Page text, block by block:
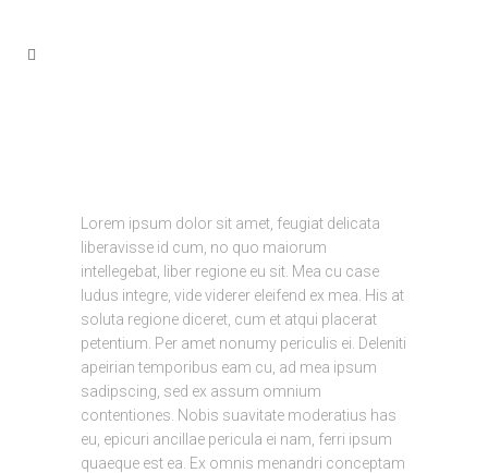
Lorem ipsum dolor sit amet, feugiat delicata
liberavisse id cum, no quo maiorum
intellegebat, liber regione eu sit. Mea cu case
ludus integre, vide viderer eleifend ex mea. His at
soluta regione diceret, cum et atqui placerat
petentium. Per amet nonumy periculis ei. Deleniti
apeirian temporibus eam cu, ad mea ipsum
sadipscing, sed ex assum omnium
contentiones. Nobis suavitate moderatius has
eu, epicuri ancillae pericula ei nam, ferri ipsum
quaeque est ea. Ex omnis menandri conceptam